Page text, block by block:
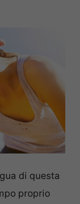
di questa
proprio